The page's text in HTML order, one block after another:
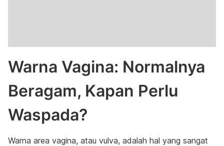
Warna Vagina: Normalnya
Beragam, Kapan Perlu
Waspada?
Warna area vagina, atau vulva, adalah hal yang sangat